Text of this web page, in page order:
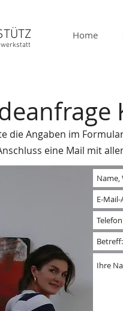
Home
die Angaben im
eine Mail mit